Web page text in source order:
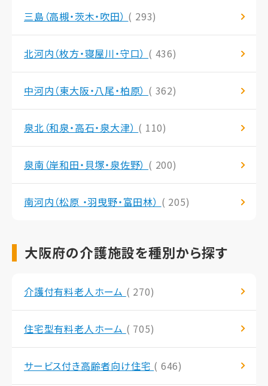
三島（高槻・茨木・吹田） ( 293)
北河内（枚方・寝屋川・守口） ( 436)
中河内（東大阪・八尾・柏原） ( 362)
泉北（和泉・高石・泉大津） ( 110)
泉南（岸和田・貝塚・泉佐野） ( 200)
南河内（松原 ・羽曳野・富田林） ( 205)
大阪府の介護施設を種別から探す
介護付有料老人ホーム ( 270)
住宅型有料老人ホーム ( 705)
サービス付き高齢者向け住宅 ( 646)